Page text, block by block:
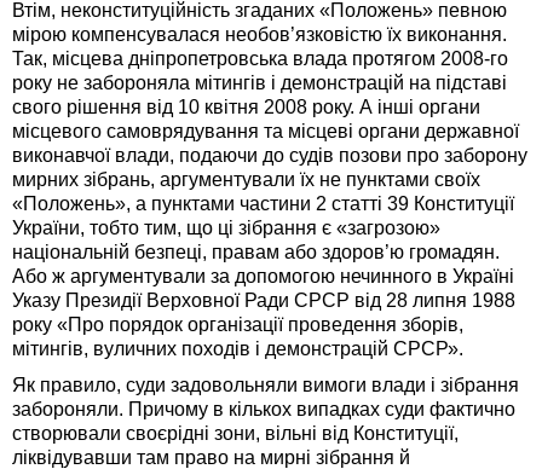
Втім, неконституційність згаданих «Положень» певною
мірою компенсувалася необов’язковістю їх виконання.
Так, місцева дніпропетровська влада протягом 2008-го
року не забороняла мітингів і демонстрацій на підставі
свого рішення від 10 квітня 2008 року. А інші органи
місцевого самоврядування та місцеві органи державної
виконавчої влади, подаючи до судів позови про заборону
мирних зібрань, аргументували їх не пунктами своїх
«Положень», а пунктами частини 2 статті 39 Конституції
України, тобто тим, що ці зібрання є «загрозою»
національній безпеці, правам або здоров’ю громадян.
Або ж аргументували за допомогою нечинного в Україні
Указу Президії Верховної Ради СРСР від 28 липня 1988
року «Про порядок організації проведення зборів,
мітингів, вуличних походів і демонстрацій СРСР».
Як правило, суди задовольняли вимоги влади і зібрання
забороняли. Причому в кількох випадках суди фактично
створювали своєрідні зони, вільні від Конституції,
ліквідувавши там право на мирні зібрання й